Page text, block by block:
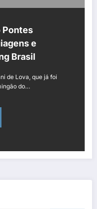
Pontes
e
Brasil
de Lova, que já foi
do…